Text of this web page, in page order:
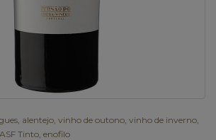
alentejo vinho de outono vinho de inverno
Tinto enofilo